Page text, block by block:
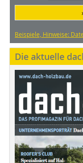
Beispiele, Hinweise:
Die aktuelle